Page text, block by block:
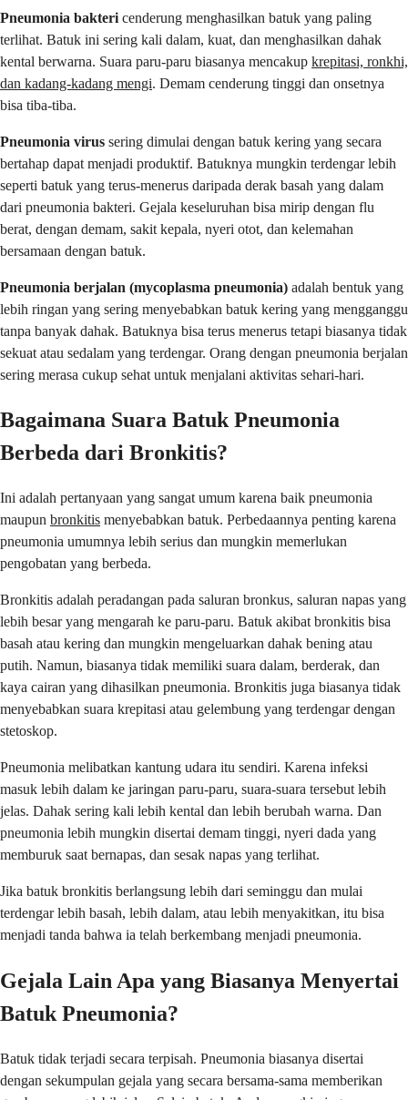
Pneumonia bakteri cenderung menghasilkan batuk yang paling
terlihat. Batuk ini sering kali dalam, kuat, dan menghasilkan dahak
kental berwarna. Suara paru-paru biasanya mencakup krepitasi, ronkhi,
dan kadang-kadang mengi. Demam cenderung tinggi dan onsetnya
bisa tiba-tiba.
Pneumonia virus sering dimulai dengan batuk kering yang secara
bertahap dapat menjadi produktif. Batuknya mungkin terdengar lebih
seperti batuk yang terus-menerus daripada derak basah yang dalam
dari pneumonia bakteri. Gejala keseluruhan bisa mirip dengan flu
berat, dengan demam, sakit kepala, nyeri otot, dan kelemahan
bersamaan dengan batuk.
Pneumonia berjalan (mycoplasma pneumonia) adalah bentuk yang
lebih ringan yang sering menyebabkan batuk kering yang mengganggu
tanpa banyak dahak. Batuknya bisa terus menerus tetapi biasanya tidak
sekuat atau sedalam yang terdengar. Orang dengan pneumonia berjalan
sering merasa cukup sehat untuk menjalani aktivitas sehari-hari.
Bagaimana Suara Batuk Pneumonia
Berbeda dari Bronkitis?
Ini adalah pertanyaan yang sangat umum karena baik pneumonia
maupun bronkitis menyebabkan batuk. Perbedaannya penting karena
pneumonia umumnya lebih serius dan mungkin memerlukan
pengobatan yang berbeda.
Bronkitis adalah peradangan pada saluran bronkus, saluran napas yang
lebih besar yang mengarah ke paru-paru. Batuk akibat bronkitis bisa
basah atau kering dan mungkin mengeluarkan dahak bening atau
putih. Namun, biasanya tidak memiliki suara dalam, berderak, dan
kaya cairan yang dihasilkan pneumonia. Bronkitis juga biasanya tidak
menyebabkan suara krepitasi atau gelembung yang terdengar dengan
stetoskop.
Pneumonia melibatkan kantung udara itu sendiri. Karena infeksi
masuk lebih dalam ke jaringan paru-paru, suara-suara tersebut lebih
jelas. Dahak sering kali lebih kental dan lebih berubah warna. Dan
pneumonia lebih mungkin disertai demam tinggi, nyeri dada yang
memburuk saat bernapas, dan sesak napas yang terlihat.
Jika batuk bronkitis berlangsung lebih dari seminggu dan mulai
terdengar lebih basah, lebih dalam, atau lebih menyakitkan, itu bisa
menjadi tanda bahwa ia telah berkembang menjadi pneumonia.
Gejala Lain Apa yang Biasanya Menyertai
Batuk Pneumonia?
Batuk tidak terjadi secara terpisah. Pneumonia biasanya disertai
dengan sekumpulan gejala yang secara bersama-sama memberikan